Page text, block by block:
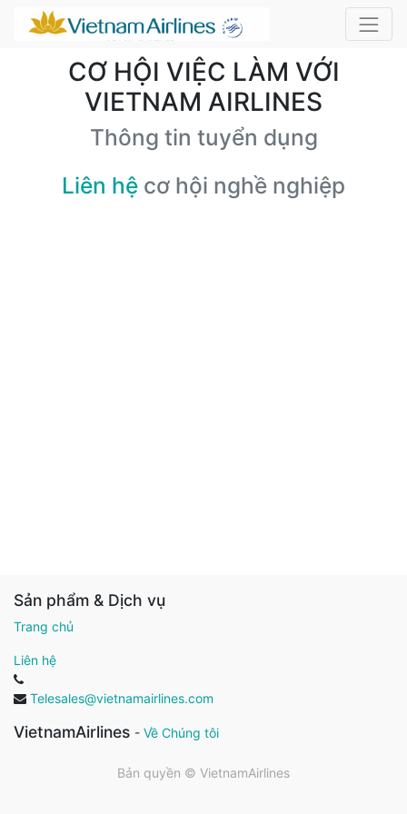
CƠ HỘI VIỆC LÀM VỚI
VIETNAM AIRLINES
Thông tin tuyển dụng
Liên hệ cơ hội nghề nghiệp
Sản phẩm & Dịch vụ
Trang chủ
Liên hệ
Telesales@vietnamairlines.com
VietnamAirlines - Về Chúng tôi
Bản quyền © VietnamAirlines